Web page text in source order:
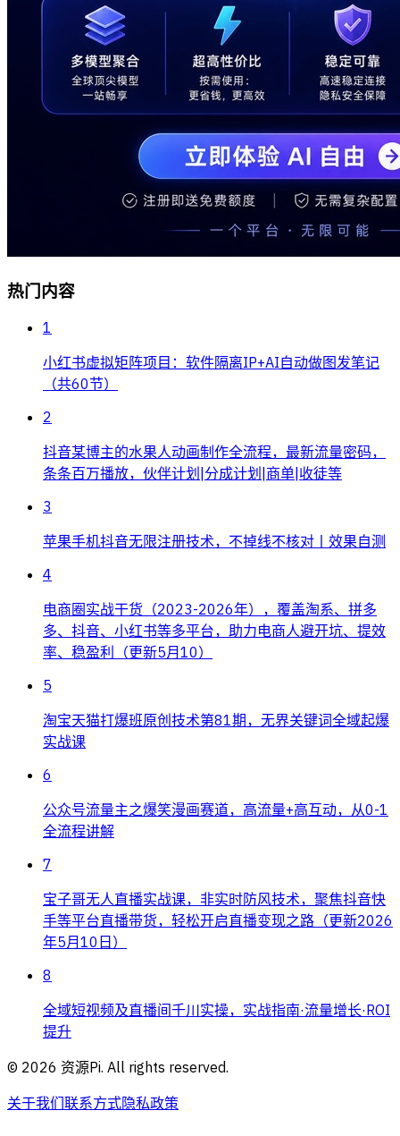
热门内容
1
小红书虚拟矩阵项目：软件隔离IP+AI自动做图发笔记
（共60节）
2
抖音某博主的水果人动画制作全流程，最新流量密码，
条条百万播放，伙伴计划|分成计划|商单|收徒等
3
苹果手机抖音无限注册技术，不掉线不核对丨效果自测
4
电商圈实战干货（2023-2026年），覆盖淘系、拼多
多、抖音、小红书等多平台，助力电商人避开坑、提效
率、稳盈利（更新5月10）
5
淘宝天猫打爆班原创技术第81期，无界关键词全域起爆
实战课
6
公众号流量主之爆笑漫画赛道，高流量+高互动，从0-1
全流程讲解
7
宝子哥无人直播实战课，非实时防风技术，聚焦抖音快
手等平台直播带货，轻松开启直播变现之路（更新2026
年5月10日）
8
全域短视频及直播间千川实操，实战指南·流量增长·ROI
提升
© 2026 资源Pi. All rights reserved.
关于我们联系方式隐私政策